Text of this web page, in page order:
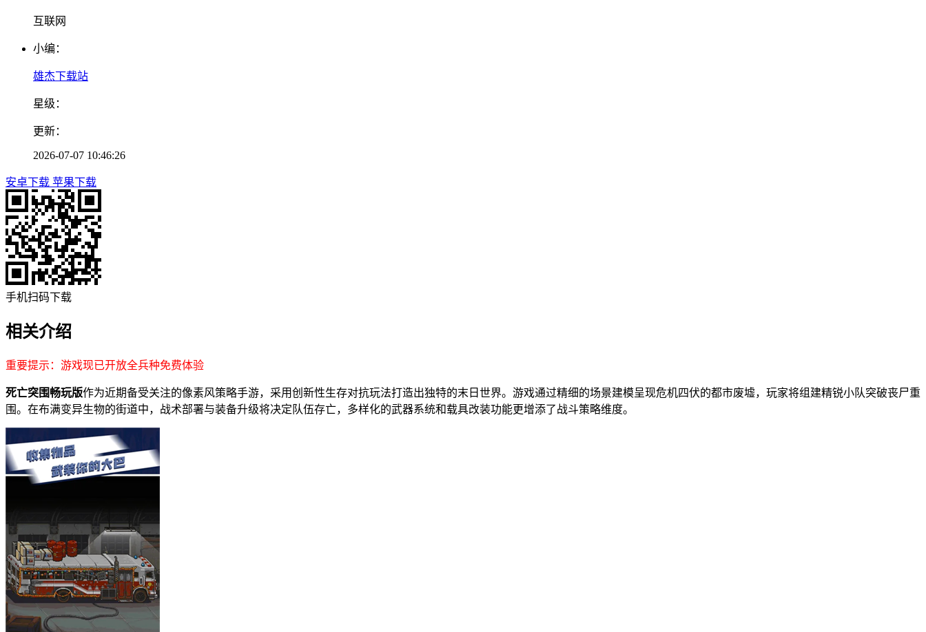
互联网
小编：
雄杰下载站
星级：
更新：
2026-07-07 10:46:26
安卓下载 苹果下载
手机扫码下载
相关介绍
重要提示：游戏现已开放全兵种免费体验
死亡突围畅玩版作为近期备受关注的像素风策略手游，采用创新性生存对抗玩法打造出独特的末日世界。游戏通过精细的场景建模呈现危机四伏的都市废墟，玩家将组建精锐小队突破丧尸重
围。在布满变异生物的街道中，战术部署与装备升级将决定队伍存亡，多样化的武器系统和载具改装功能更增添了战斗策略维度。